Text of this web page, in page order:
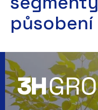
působení